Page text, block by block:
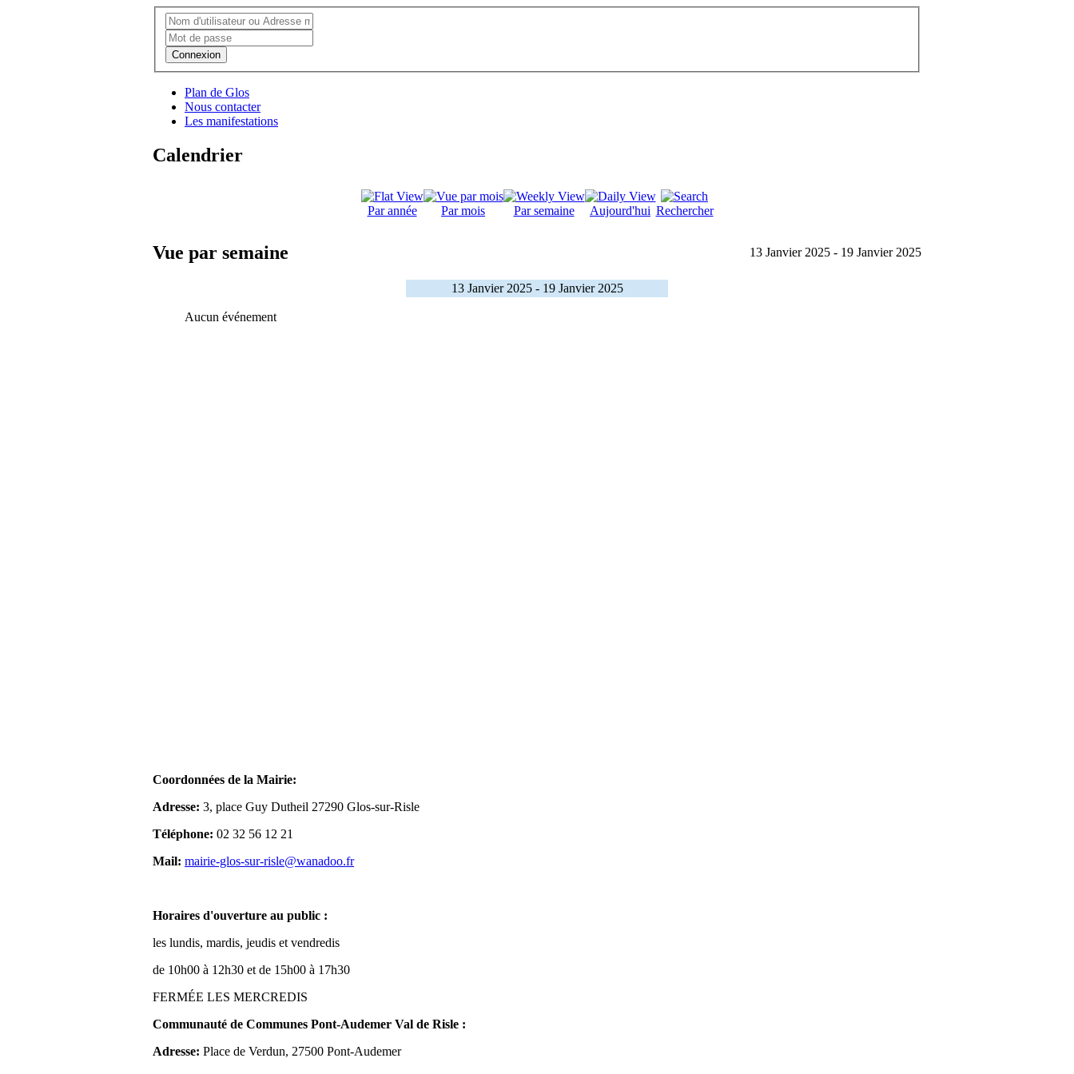
Connexion
Plan de Glos
Nous contacter
Les manifestations
Calendrier
Par année Par mois Par semaine Aujourd'hui Rechercher
Vue par semaine 13 Janvier 2025 - 19 Janvier 2025
13 Janvier 2025 - 19 Janvier 2025
Aucun événement
Coordonnées de la Mairie:
Adresse: 3, place Guy Dutheil 27290 Glos-sur-Risle
Téléphone: 02 32 56 12 21
Mail: mairie-glos-sur-risle@wanadoo.fr
Horaires d'ouverture au public :
les lundis, mardis, jeudis et vendredis
de 10h00 à 12h30 et de 15h00 à 17h30
FERMÉE LES MERCREDIS
Communauté de Communes Pont-Audemer Val de Risle :
Adresse: Place de Verdun, 27500 Pont-Audemer